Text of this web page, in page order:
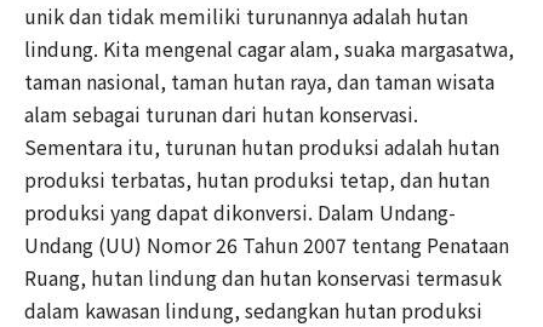
unik dan tidak memiliki turunannya adalah hutan
lindung. Kita mengenal cagar alam, suaka margasatwa,
taman nasional, taman hutan raya, dan taman wisata
alam sebagai turunan dari hutan konservasi.
Sementara itu, turunan hutan produksi adalah hutan
produksi terbatas, hutan produksi tetap, dan hutan
produksi yang dapat dikonversi. Dalam Undang-
Undang (UU) Nomor 26 Tahun 2007 tentang Penataan
Ruang, hutan lindung dan hutan konservasi termasuk
dalam kawasan lindung, sedangkan hutan produksi